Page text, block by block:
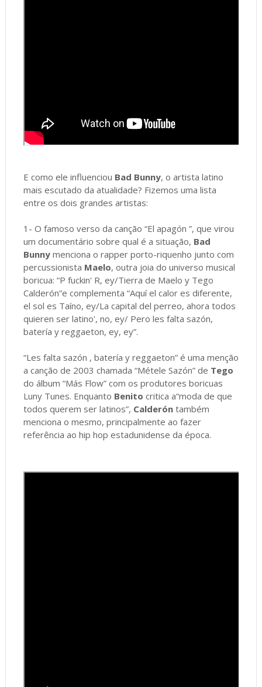
E como ele influenciou Bad Bunny, o artista latino
mais escutado da atualidade? Fizemos uma lista
entre os dois grandes artistas:
1- O famoso verso da canção “El apagón ”, que virou
um documentário sobre qual é a situação, Bad
Bunnymenciona o rapper porto-riquenho junto com
percussionista Maelo, outra joia do universo musical
boricua: “P fuckin' R, ey/Tierra de Maelo y Tego
Calderón”e complementa “Aquí el calor es diferente,
el sol es Taíno, ey/La capital del perreo, ahora todos
quieren ser latino', no, ey/ Pero les falta sazón,
batería y reggaeton, ey, ey”.
“Les falta sazón , batería y reggaeton” é uma menção
a canção de 2003 chamada “Métele Sazón” de Tego
do álbum “Más Flow” com os produtores boricuas
Luny Tunes. Enquanto Benito critica a“moda de que
todos querem ser latinos”, Calderón também
menciona o mesmo, principalmente ao fazer
referência ao hip hop estadunidense da época.